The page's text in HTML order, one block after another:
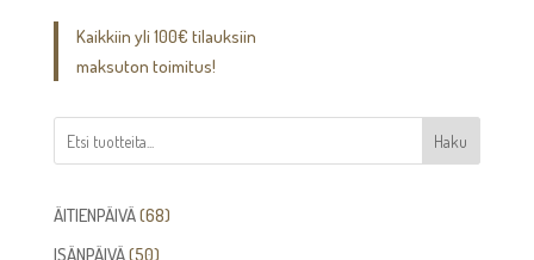
42,00€
Kaikkiin yli 100€ tilauksiin
maksuton toimitus!
Haku
ÄITIENPÄIVÄ 6868
ISÄNPÄIVÄ 5050